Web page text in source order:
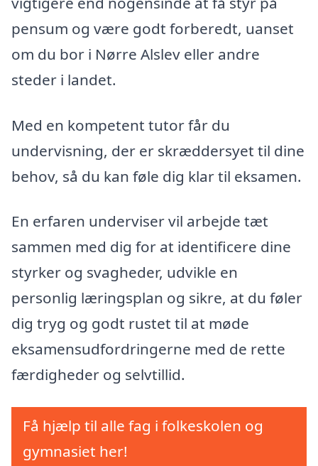
pensum og være godt forberedt, uanset
om du bor i Nørre Alslev eller andre
steder i landet.
Med en kompetent tutor får du
undervisning, der er skræddersyet til dine
behov, så du kan føle dig klar til eksamen.
En erfaren underviser vil arbejde tæt
sammen med dig for at identificere dine
styrker og svagheder, udvikle en
personlig læringsplan og sikre, at du føler
dig tryg og godt rustet til at møde
eksamensudfordringerne med de rette
færdigheder og selvtillid.
Få hjælp til alle fag i folkeskolen og
gymnasiet her!